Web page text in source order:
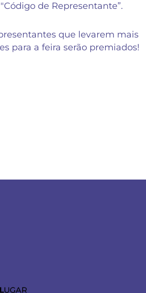
de Representante”.
que levarem mais
para a feira serão premiados!